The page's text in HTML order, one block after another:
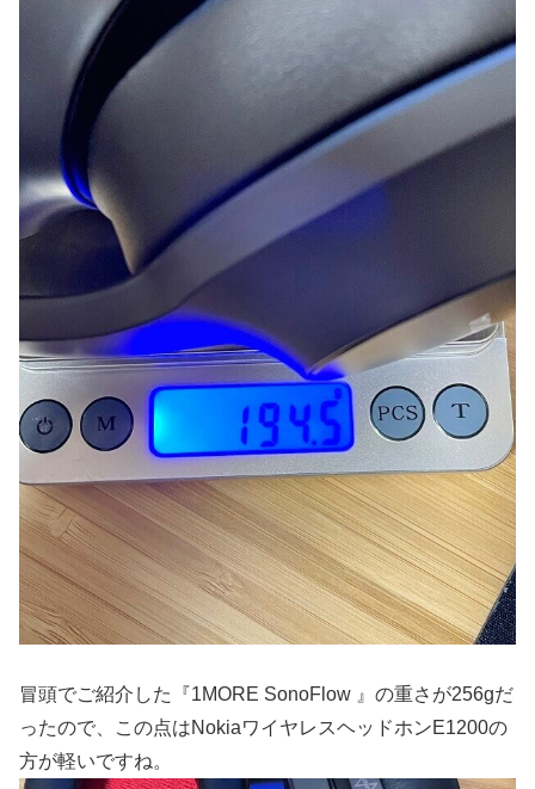
冒頭でご紹介した『1MORE SonoFlow 』の重さが256gだ
ったので、この点はNokiaワイヤレスヘッドホンE1200の
方が軽いですね。